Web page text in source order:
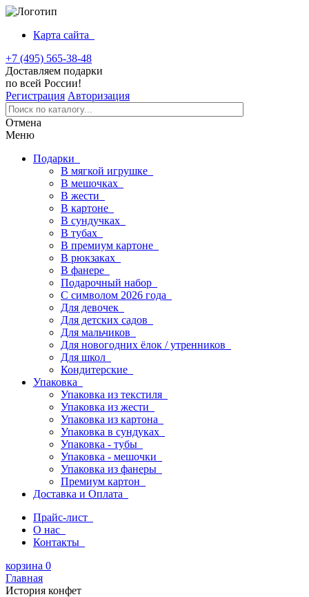
Карта сайта
+7 (495) 565-38-48
Доставляем подарки
по всей России!
Регистрация Авторизация
Отмена
Меню
Подарки
В мягкой игрушке
В мешочках
В жести
В картоне
В сундучках
В тубах
В премиум картоне
В рюкзаках
В фанере
Подарочный набор
С символом 2026 года
Для девочек
Для детских садов
Для мальчиков
Для новогодних ёлок / утренников
Для школ
Кондитерские
Упаковка
Упаковка из текстиля
Упаковка из жести
Упаковка из картона
Упаковка в сундуках
Упаковка - тубы
Упаковка - мешочки
Упаковка из фанеры
Премиум картон
Доставка и Оплата
Прайс-лист
О нас
Контакты
корзина 0
Главная
История конфет